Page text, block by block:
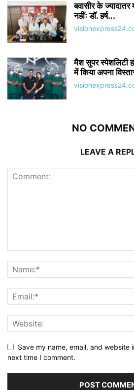
बवासीर के
नहींः डॉ. हर्ष...
मैश सुपर स्पेशलिटी
में किया अपना
NO
LEAVE A
Save my name, email, and website
next time I comment.